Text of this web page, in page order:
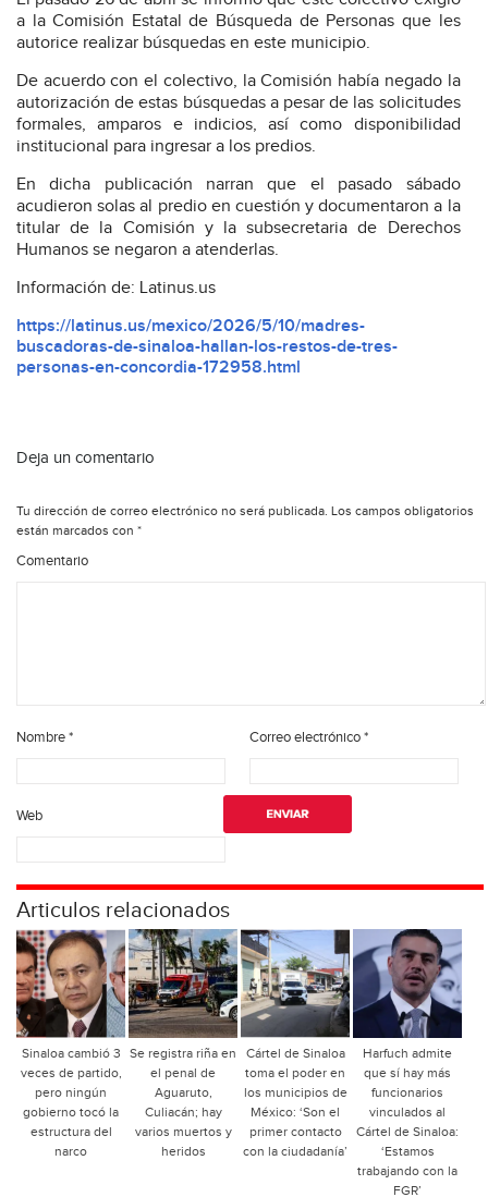
a la Comisión Estatal de Búsqueda de Personas que les
autorice realizar búsquedas en este municipio.
De acuerdo con el colectivo, la Comisión había negado la
autorización de estas búsquedas a pesar de las solicitudes
formales, amparos e indicios, así como disponibilidad
institucional para ingresar a los predios.
En dicha publicación narran que el pasado sábado
acudieron solas al predio en cuestión y documentaron a la
titular de la Comisión y la subsecretaria de Derechos
Humanos se negaron a atenderlas.
Información de: Latinus.us
https://latinus.us/mexico/2026/5/10/madres-
buscadoras-de-sinaloa-hallan-los-restos-de-tres-
personas-en-concordia-172958.html
Deja un comentario
Tu dirección de correo electrónico no será publicada. Los campos obligatorios
están marcados con *
Comentario
Nombre* Correo electrónico*
Web
Articulos relacionados
Sinaloa cambió 3
veces de partido,
pero ningún
gobierno tocó la
estructura del
narco
Se registra riña en
el penal de
Aguaruto,
Culiacán; hay
varios muertos y
heridos
Cártel de Sinaloa
toma el poder en
los municipios de
México: ‘Son el
primer contacto
con la ciudadanía’
Harfuch admite
que sí hay más
funcionarios
vinculados al
Cártel de Sinaloa:
‘Estamos
trabajando con la
FGR’